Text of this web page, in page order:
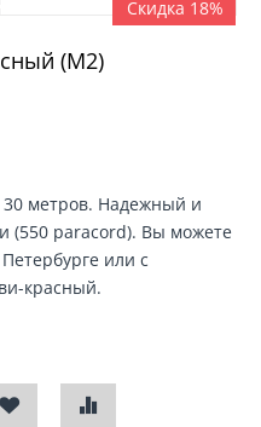
Скидка 18%
(М2)
30 метров. Надежный и
(550 paracord). Вы можете
или с
красный.